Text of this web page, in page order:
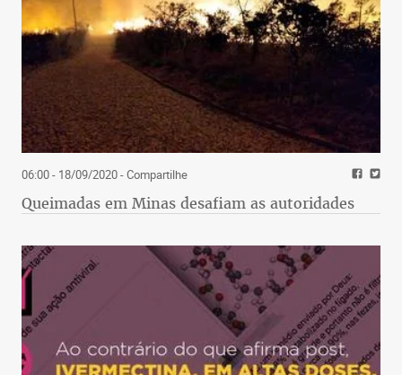
06:00 - 18/09/2020- Compartilhe
Queimadas em Minas desafiam as autoridades